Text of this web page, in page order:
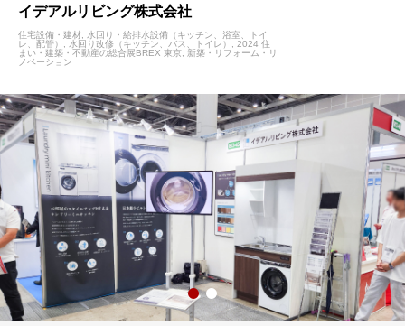
イデアルリビング株式会社
住宅設備・建材 水回り・給排水設備（キッチン、浴室、トイ
レ、配管）
水回り改修（キッチン、バス、トイレ）
2024 住
まい・建築・不動産の総合展BREX 東京
新築・リフォーム・リ
ノベーション